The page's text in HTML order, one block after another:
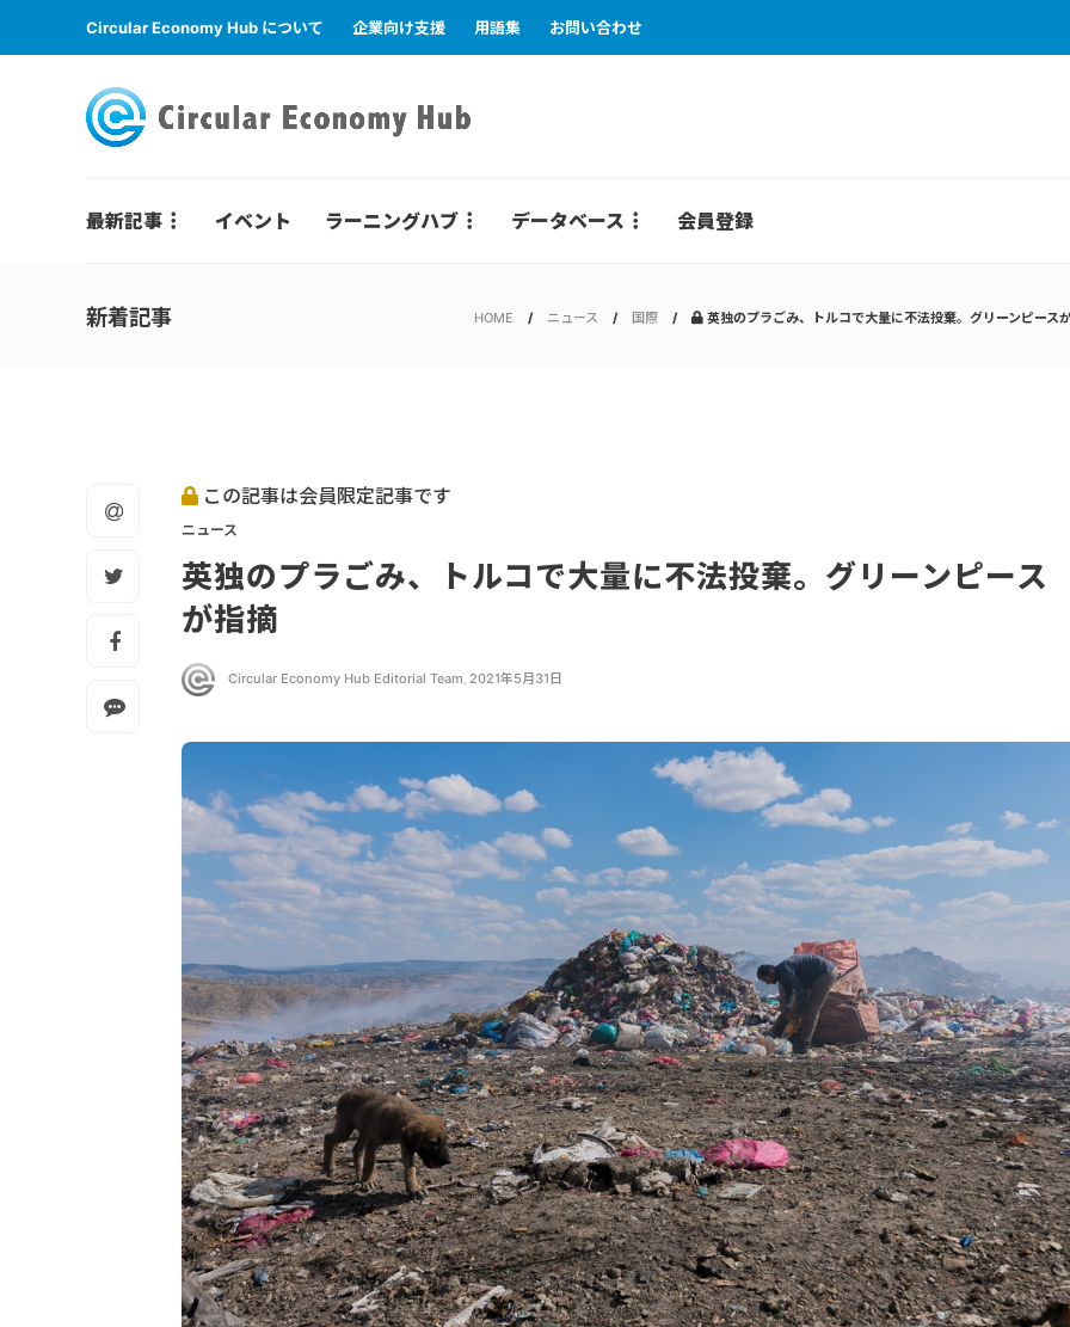
Circular Economy Hub について 企業向け支援 用語集 お問い合わせ
最新記事 イベント ラーニングハブ データベース 会員登録
新着記事 HOME ニュース 国際 英独のプラごみ、トルコで大量に不法投棄。グリーンピース
この記事は会員限定記事です
ニュース
英独のプラごみ、トルコで大量に不法投棄。グリーンピース
が指摘
Circular Economy Hub Editorial Team, 2021年5月31日